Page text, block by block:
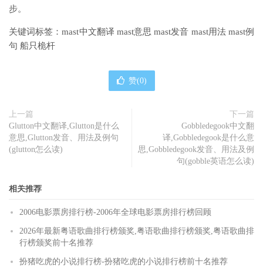
步。
关键词标签：mast中文翻译 mast意思 mast发音 mast用法 mast例
句 船只桅杆
赞(0)
上一篇
Glutton中文翻译,Glutton是什么
意思,Glutton发音、用法及例句
(glutton怎么读)
下一篇
Gobbledegook中文翻
译,Gobbledegook是什么意
思,Gobbledegook发音、用法及例
句(gobble英语怎么读)
相关推荐
2006电影票房排行榜-2006年全球电影票房排行榜回顾
2026年最新粤语歌曲排行榜颁奖,粤语歌曲排行榜颁奖,粤语歌曲排
行榜颁奖前十名推荐
扮猪吃虎的小说排行榜-扮猪吃虎的小说排行榜前十名推荐